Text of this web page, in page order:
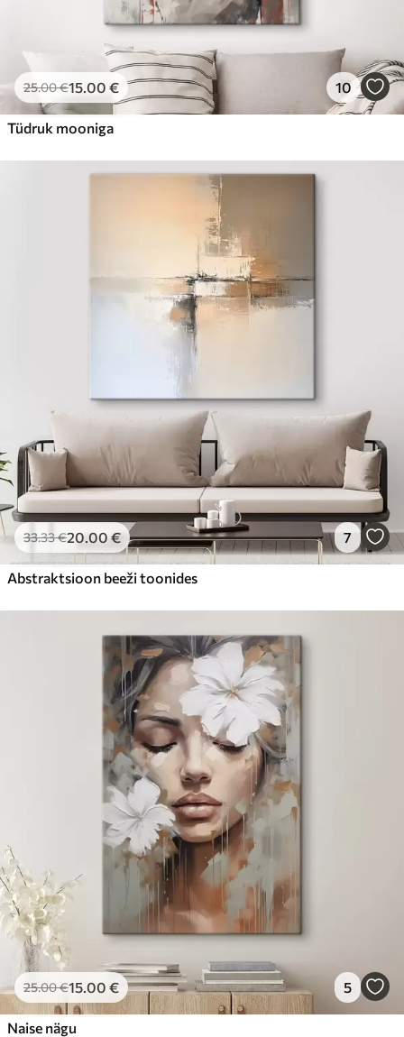
25.00€15.00 € 10
Tüdruk mooniga
33.33€20.00 € 7
Abstraktsioon beeži toonides
25.00€15.00 € 5
Naise nägu